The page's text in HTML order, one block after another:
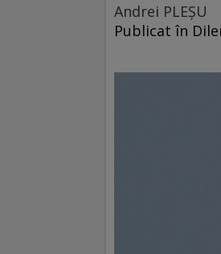
Andrei PLEŞU
Publicat în